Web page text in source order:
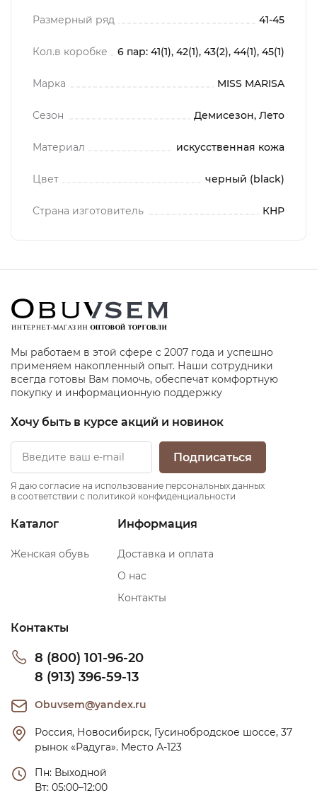
Размерный ряд 41-45
Кол.в коробке 6 пар: 41(1), 42(1), 43(2), 44(1), 45(1)
Марка MISS MARISA
Сезон Демисезон, Лето
Материал искусственная кожа
Цвет черный (black)
Страна изготовитель КНР
Мы работаем в этой сфере с 2007 года и успешно
применяем накопленный опыт. Наши сотрудники
всегда готовы Вам помочь, обеспечат комфортную
покупку и информационную поддержку
Хочу быть в курсе акций и новинок
Подписаться
Я даю согласие на использование персональных данных
в соответствии с политикой конфиденциальности
Каталог
Женская обувь
Информация
Доставка и оплата
О нас
Контакты
Контакты
8 (800) 101-96-20
8 (913) 396-59-13
Obuvsem@yandex.ru
Россия, Новосибирск, Гусинобродское шоссе, 37
рынок «Радуга». Место А-123
Пн: Выходной
Вт: 05:00–12:00